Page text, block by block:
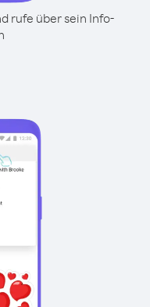
rufe über sein Info-